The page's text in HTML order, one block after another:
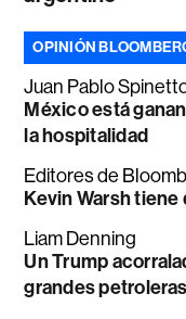
OPINIÓN
Juan Pablo
México está
la hospitalidad
Editores de
Kevin Warsh
Liam Denning
Un Trump
grandes petroleras